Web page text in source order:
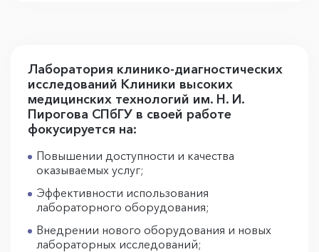
Лаборатория клинико-диагностических
исследований Клиники высоких
медицинских технологий им. Н. И.
Пирогова СПбГУ в своей работе
фокусируется на:
Повышении доступности и качества
оказываемых услуг;
Эффективности использования
лабораторного оборудования;
Внедрении нового оборудования и новых
лабораторных исследований;